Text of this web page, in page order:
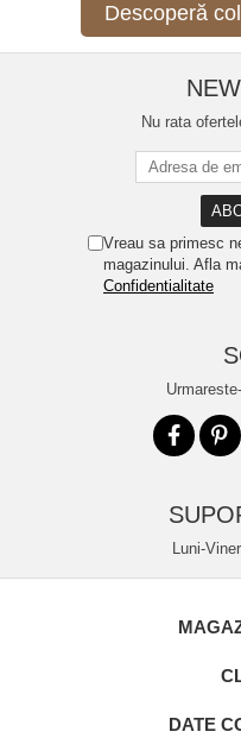
Descoperă
Nu rata
Vreau sa primesc
magazinului. Afla
Confidentialitate
Luni-
DATE